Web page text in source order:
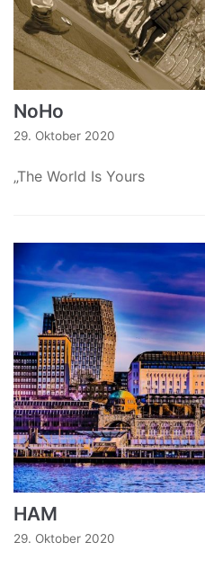
NoHo
29. Oktober 2020
„The World Is Yours
HAM
29. Oktober 2020